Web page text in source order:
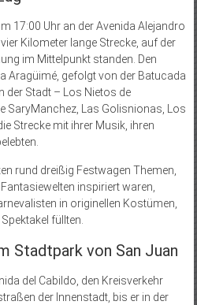
17:00 Uhr an der Avenida Alejandro
Kilometer lange Strecke, auf der
im Mittelpunkt standen. Den
Aragüimé, gefolgt von der Batucada
der Stadt – Los Nietos de
SaryManchez, Las Golisnionas, Los
Strecke mit ihrer Musik, ihren
rund dreißig Festwagen Themen,
inspiriert waren,
in originellen Kostümen,
füllten.
Stadtpark von San Juan
del Cabildo, den Kreisverkehr
der Innenstadt, bis er in der